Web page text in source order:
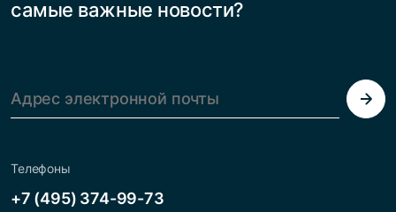
самые важные новости?
Телефоны
+7 (495) 374-99-73